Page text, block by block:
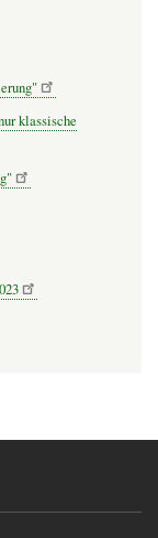
klassische